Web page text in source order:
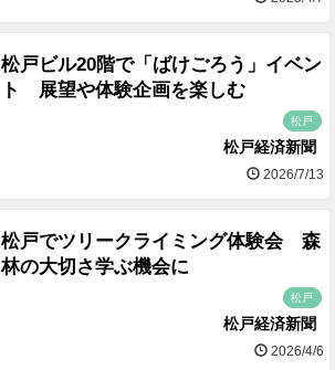
松戸ビル20階で「ばけごろう」イベン
ト 展望や体験企画を楽しむ
松戸
松戸経済新聞
2026/7/13
松戸でツリークライミング体験会 森
林の大切さ学ぶ機会に
松戸
松戸経済新聞
2026/4/6